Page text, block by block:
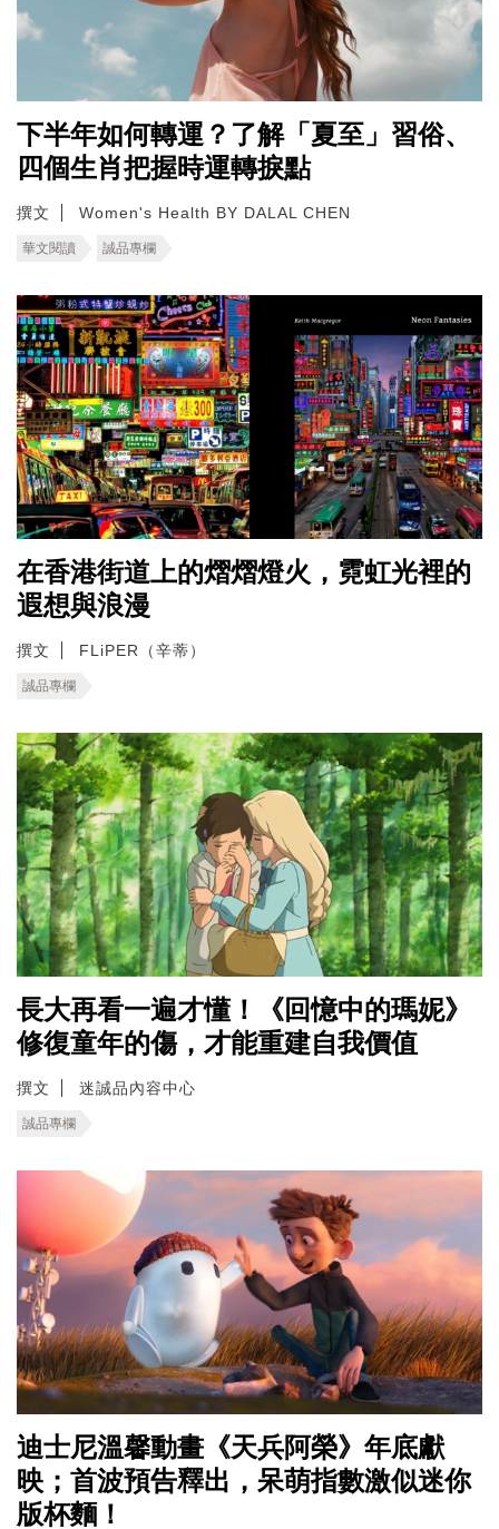
下半年如何轉運？了解「夏至」習俗、
四個生肖把握時運轉捩點
撰文 Women's Health BY DALAL CHEN
華文閱讀 誠品專欄
在香港街道上的熠熠燈火，霓虹光裡的
遐想與浪漫
撰文 FLiPER（辛蒂）
誠品專欄
長大再看一遍才懂！《回憶中的瑪妮》
修復童年的傷，才能重建自我價值
撰文 迷誠品內容中心
誠品專欄
迪士尼溫馨動畫《天兵阿榮》年底獻
映；首波預告釋出，呆萌指數激似迷你
版杯麵！